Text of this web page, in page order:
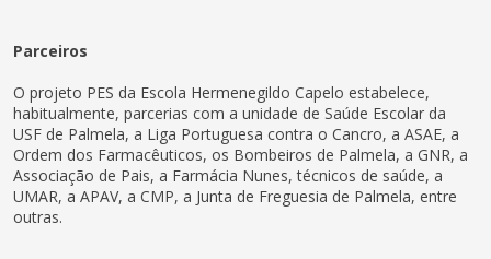
Parceiros
O projeto PES da Escola Hermenegildo Capelo estabelece,
habitualmente, parcerias com a unidade de Saúde Escolar da
USF de Palmela, a Liga Portuguesa contra o Cancro, a ASAE, a
Ordem dos Farmacêuticos, os Bombeiros de Palmela, a GNR, a
Associação de Pais, a Farmácia Nunes, técnicos de saúde, a
UMAR, a APAV, a CMP, a Junta de Freguesia de Palmela, entre
outras.